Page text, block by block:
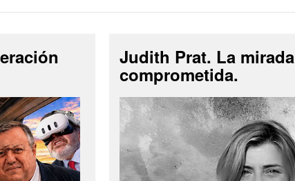
Judith Prat. La mirada
comprometida.